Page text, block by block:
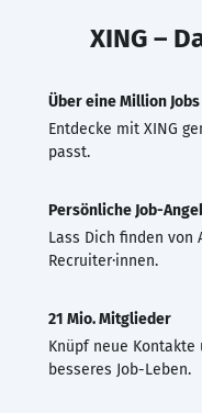
XING –
Über eine Million Jobs
Entdecke mit XING
passt.
Persönliche Job-
Lass Dich finden von
Recruiter·innen.
21 Mio. Mitglieder
Knüpf neue
besseres Job-Leben.